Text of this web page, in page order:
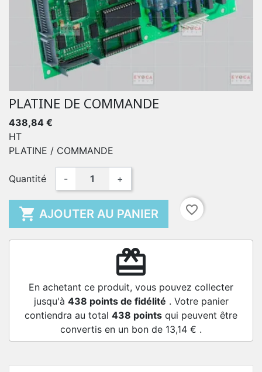
PLATINE DE COMMANDE
438,84 €
HT
PLATINE / COMMANDE
Quantité - +
 AJOUTER AU PANIER favorite_border
redeem
En achetant ce produit, vous pouvez collecter
jusqu'à 438 points de fidélité . Votre panier
contiendra au total 438 points qui peuvent être
convertis en un bon de 13,14 € .